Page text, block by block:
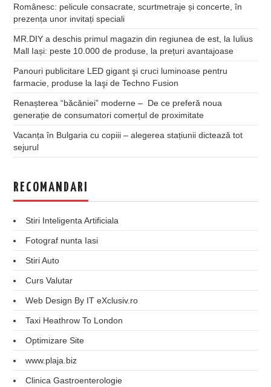
Românesc: pelicule consacrate, scurtmetraje și concerte, în
prezența unor invitați speciali
MR.DIY a deschis primul magazin din regiunea de est, la Iulius
Mall Iași: peste 10.000 de produse, la prețuri avantajoase
Panouri publicitare LED gigant şi cruci luminoase pentru
farmacie, produse la Iaşi de Techno Fusion
Renașterea “băcăniei” moderne – De ce preferă noua
generație de consumatori comerțul de proximitate
Vacanța în Bulgaria cu copiii – alegerea stațiunii dictează tot
sejurul
RECOMANDARI
Stiri Inteligenta Artificiala
Fotograf nunta Iasi
Stiri Auto
Curs Valutar
Web Design By IT eXclusiv.ro
Taxi Heathrow To London
Optimizare Site
www.plaja.biz
Clinica Gastroenterologie